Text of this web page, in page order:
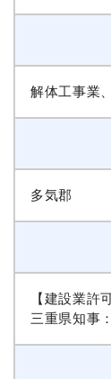
解体工事業
多気郡
【建設業許
三重県知事